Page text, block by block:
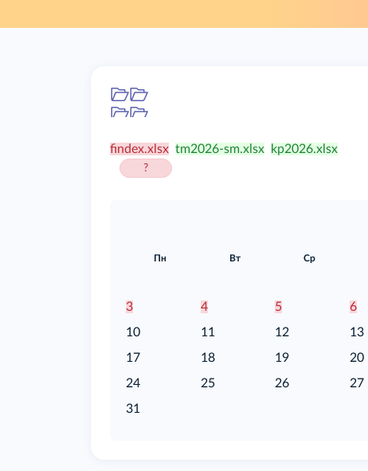
findex.xlsx
?
tm2026-sm.xlsx kp2026.xlsx
Пн Вт Ср
3
4 5 6
10
11 12 13
17
18 19 20
24
25 26 27
31